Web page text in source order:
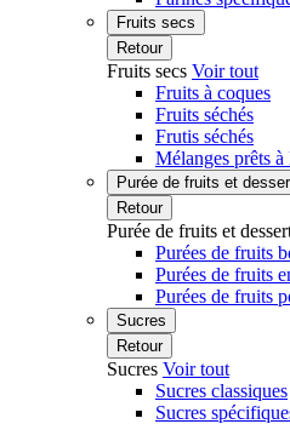
Fruits secs
Retour
Fruits secs Voir tout
Fruits à coques
Fruits séchés
Frutis séchés
Mélanges prêts
Purée de fruits et
Retour
Purée de fruits et
Purées de fruits
Purées de fruits
Purées de fruits
Sucres
Retour
Sucres Voir tout
Sucres classiques
Sucres